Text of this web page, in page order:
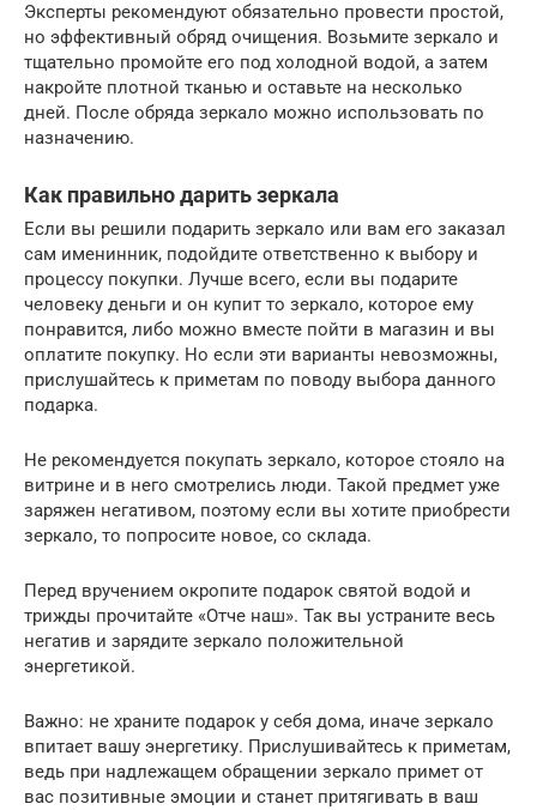
Эксперты рекомендуют обязательно провести простой,
но эффективный обряд очищения. Возьмите зеркало и
тщательно промойте его под холодной водой, а затем
накройте плотной тканью и оставьте на несколько
дней. После обряда зеркало можно использовать по
назначению.
Как правильно дарить зеркала
Если вы решили подарить зеркало или вам его заказал
сам именинник, подойдите ответственно к выбору и
процессу покупки. Лучше всего, если вы подарите
человеку деньги и он купит то зеркало, которое ему
понравится, либо можно вместе пойти в магазин и вы
оплатите покупку. Но если эти варианты невозможны,
прислушайтесь к приметам по поводу выбора данного
подарка.
Не рекомендуется покупать зеркало, которое стояло на
витрине и в него смотрелись люди. Такой предмет уже
заряжен негативом, поэтому если вы хотите приобрести
зеркало, то попросите новое, со склада.
Перед вручением окропите подарок святой водой и
трижды прочитайте «Отче наш». Так вы устраните весь
негатив и зарядите зеркало положительной
энергетикой.
Важно: не храните подарок у себя дома, иначе зеркало
впитает вашу энергетику. Прислушивайтесь к приметам,
ведь при надлежащем обращении зеркало примет от
вас позитивные эмоции и станет притягивать в ваш